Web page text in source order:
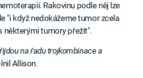
Rakovinu podle něj lze
"i když nedokážeme tumor zcela
některými tumory přežít".
na řadu trojkombinace a
Allison.